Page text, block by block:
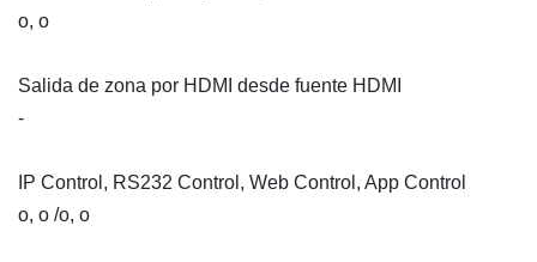
o, o
Salida de zona por HDMI desde fuente HDMI
-
IP Control, RS232 Control, Web Control, App Control
o, o /o, o